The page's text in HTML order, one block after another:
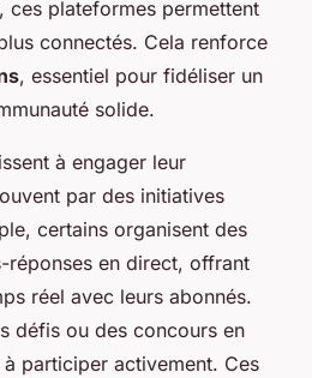
ces plateformes permettent
connectés. Cela renforce
, essentiel pour fidéliser un
solide.
à engager leur
par des initiatives
certains organisent des
réponses en direct, offrant
réel avec leurs abonnés.
défis ou des concours en
participer activement. Ces